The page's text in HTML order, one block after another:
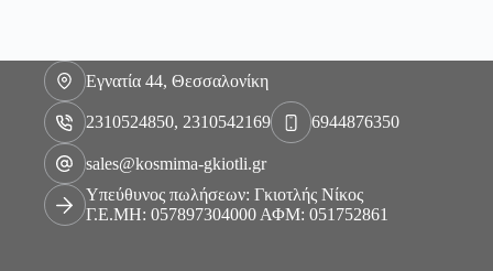
Εγνατία 44, Θεσσαλονίκη
2310524850, 2310542169 6944876350
sales@kosmima-gkiotli.gr
Υπεύθυνος πωλήσεων: Γκιοτλής Νίκος
Γ.Ε.ΜΗ: 057897304000 ΑΦΜ: 051752861